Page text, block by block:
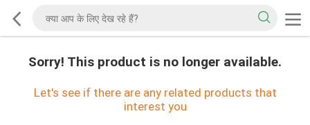
Sorry! This product is no longer available.
Let's see if there are any related products that
interest you